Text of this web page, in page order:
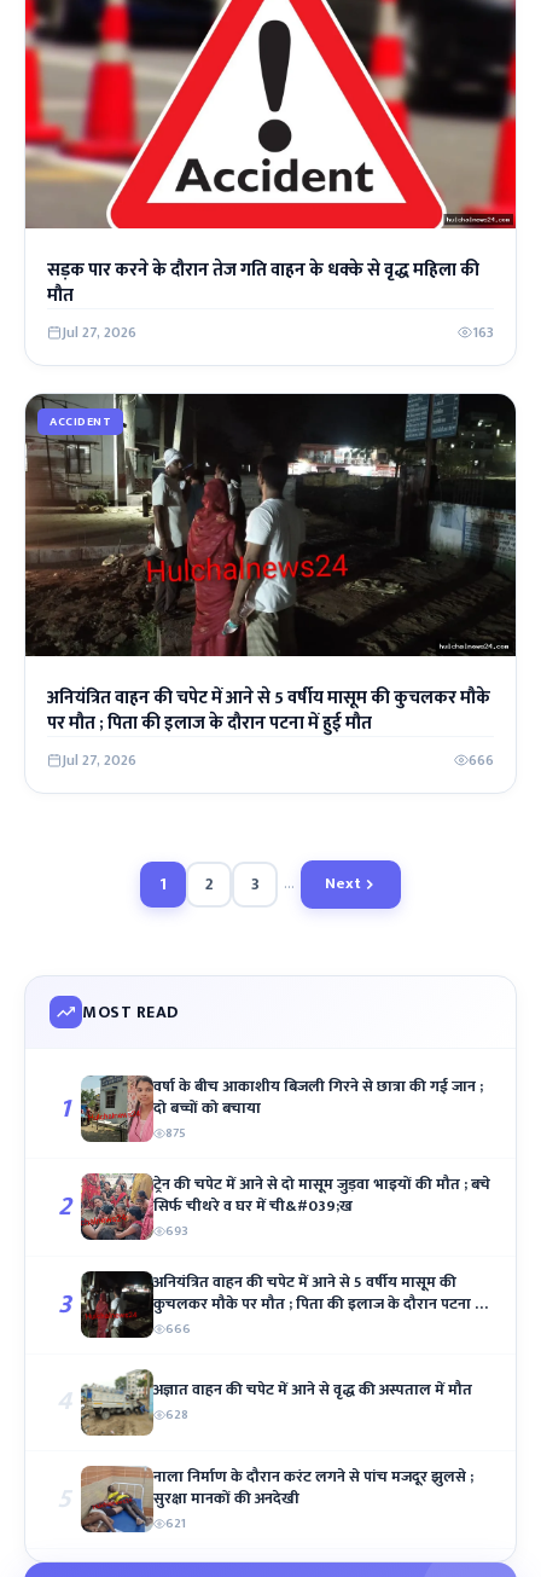
सड़क पार करने के दौरान तेज गति वाहन के धक्के से वृद्ध महिला की
मौत
Jul 27, 2026 163
ACCIDENT
अनियंत्रित वाहन की चपेट में आने से 5 वर्षीय मासूम की कुचलकर मौके
पर मौत ; पिता की इलाज के दौरान पटना में हुई मौत
Jul 27, 2026 666
1 2 3 … Next
MOST READ
1
वर्षा के बीच आकाशीय बिजली गिरने से छात्रा की गई जान ;
दो बच्चों को बचाया
875
2
ट्रेन की चपेट में आने से दो मासूम जुड़वा भाइयों की मौत ; बचे
सिर्फ चीथरे व घर में ची&#039;ख
693
3
अनियंत्रित वाहन की चपेट में आने से 5 वर्षीय मासूम की
कुचलकर मौके पर मौत ; पिता की इलाज के दौरान पटना में
हुई मौत
666
4 अज्ञात वाहन की चपेट में आने से वृद्ध की अस्पताल में मौत
628
5
नाला निर्माण के दौरान करंट लगने से पांच मजदूर झुलसे ;
सुरक्षा मानकों की अनदेखी
621